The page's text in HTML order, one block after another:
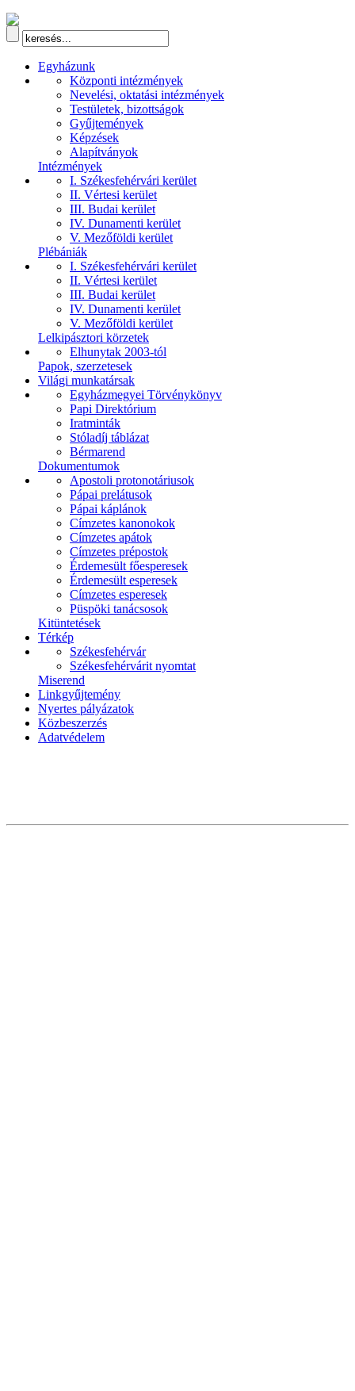
Egyházunk
Központi intézmények
Nevelési, oktatási intézmények
Testületek, bizottságok
Gyűjtemények
Képzések
Alapítványok
Intézmények
I. Székesfehérvári kerület
II. Vértesi kerület
III. Budai kerület
IV. Dunamenti kerület
V. Mezőföldi kerület
Plébániák
I. Székesfehérvári kerület
II. Vértesi kerület
III. Budai kerület
IV. Dunamenti kerület
V. Mezőföldi kerület
Lelkipásztori körzetek
Elhunytak 2003-tól
Papok, szerzetesek
Világi munkatársak
Egyházmegyei Törvénykönyv
Papi Direktórium
Iratminták
Stóladíj táblázat
Bérmarend
Dokumentumok
Apostoli protonotáriusok
Pápai prelátusok
Pápai káplánok
Címzetes kanonokok
Címzetes apátok
Címzetes prépostok
Érdemesült főesperesek
Érdemesült esperesek
Címzetes esperesek
Püspöki tanácsosok
Kitüntetések
Térkép
Székesfehérvár
Székesfehérvárit nyomtat
Miserend
Linkgyűjtemény
Nyertes pályázatok
Közbeszerzés
Adatvédelem